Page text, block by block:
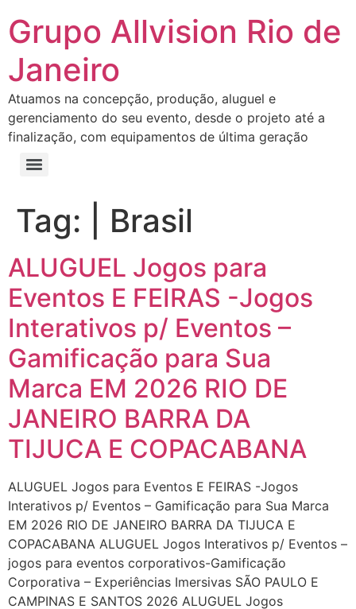
Grupo Allvision Rio de
Janeiro
Atuamos na concepção, produção, aluguel e
gerenciamento do seu evento, desde o projeto até a
finalização, com equipamentos de última geração
Tag: | Brasil
ALUGUEL Jogos para
Eventos E FEIRAS -Jogos
Interativos p/ Eventos –
Gamificação para Sua
Marca EM 2026 RIO DE
JANEIRO BARRA DA
TIJUCA E COPACABANA
ALUGUEL Jogos para Eventos E FEIRAS -Jogos
Interativos p/ Eventos – Gamificação para Sua Marca
EM 2026 RIO DE JANEIRO BARRA DA TIJUCA E
COPACABANA ALUGUEL Jogos Interativos p/ Eventos –
jogos para eventos corporativos-Gamificação
Corporativa – Experiências Imersivas SÃO PAULO E
CAMPINAS E SANTOS 2026 ALUGUEL Jogos